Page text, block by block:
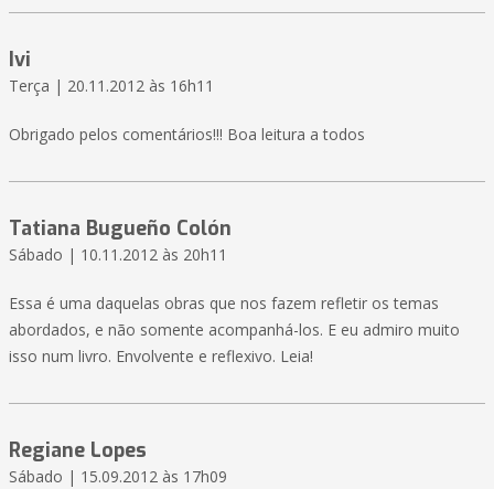
Ivi
Terça | 20.11.2012 às 16h11
Obrigado pelos comentários!!! Boa leitura a todos
Tatiana Bugueño Colón
Sábado | 10.11.2012 às 20h11
Essa é uma daquelas obras que nos fazem refletir os temas
abordados, e não somente acompanhá-los. E eu admiro muito
isso num livro. Envolvente e reflexivo. Leia!
Regiane Lopes
Sábado | 15.09.2012 às 17h09